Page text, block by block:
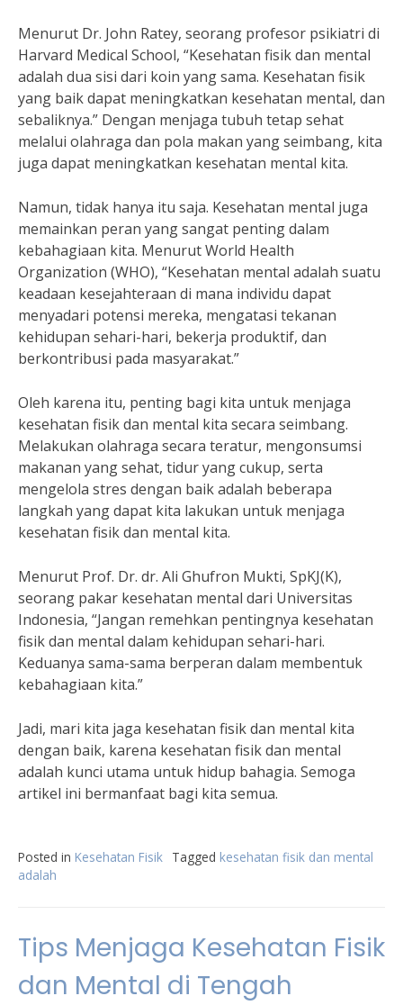
Menurut Dr. John Ratey, seorang profesor psikiatri di
Harvard Medical School, “Kesehatan fisik dan mental
adalah dua sisi dari koin yang sama. Kesehatan fisik
yang baik dapat meningkatkan kesehatan mental, dan
sebaliknya.” Dengan menjaga tubuh tetap sehat
melalui olahraga dan pola makan yang seimbang, kita
juga dapat meningkatkan kesehatan mental kita.
Namun, tidak hanya itu saja. Kesehatan mental juga
memainkan peran yang sangat penting dalam
kebahagiaan kita. Menurut World Health
Organization (WHO), “Kesehatan mental adalah suatu
keadaan kesejahteraan di mana individu dapat
menyadari potensi mereka, mengatasi tekanan
kehidupan sehari-hari, bekerja produktif, dan
berkontribusi pada masyarakat.”
Oleh karena itu, penting bagi kita untuk menjaga
kesehatan fisik dan mental kita secara seimbang.
Melakukan olahraga secara teratur, mengonsumsi
makanan yang sehat, tidur yang cukup, serta
mengelola stres dengan baik adalah beberapa
langkah yang dapat kita lakukan untuk menjaga
kesehatan fisik dan mental kita.
Menurut Prof. Dr. dr. Ali Ghufron Mukti, SpKJ(K),
seorang pakar kesehatan mental dari Universitas
Indonesia, “Jangan remehkan pentingnya kesehatan
fisik dan mental dalam kehidupan sehari-hari.
Keduanya sama-sama berperan dalam membentuk
kebahagiaan kita.”
Jadi, mari kita jaga kesehatan fisik dan mental kita
dengan baik, karena kesehatan fisik dan mental
adalah kunci utama untuk hidup bahagia. Semoga
artikel ini bermanfaat bagi kita semua.
Posted in Kesehatan Fisik Tagged kesehatan fisik dan mental
adalah
Tips Menjaga Kesehatan Fisik
dan Mental di Tengah